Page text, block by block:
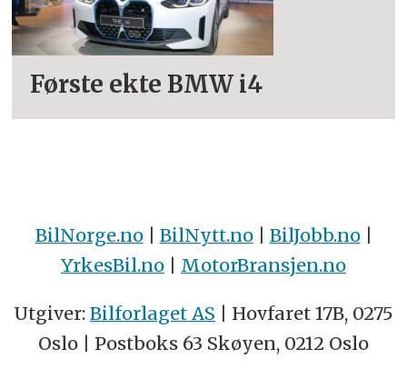
Første ekte BMW i4
BilNorge.no| BilNytt.no| BilJobb.no|
YrkesBil.no | MotorBransjen.no
Utgiver: Bilforlaget AS | Hovfaret 17B, 0275
Oslo | Postboks 63 Skøyen, 0212 Oslo